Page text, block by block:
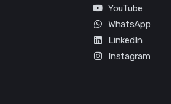
YouTube
WhatsApp
LinkedIn
Instagram